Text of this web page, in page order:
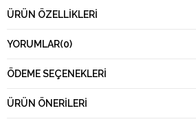
ÜRÜN ÖZELLIKLERI
YORUMLAR(0)
ÖDEME SEÇENEKLERI
ÜRÜN ÖNERILERI